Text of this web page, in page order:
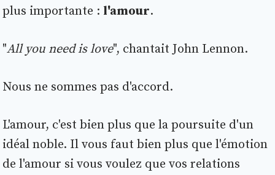
plus importante : l'amour.
"All you need is love", chantait John Lennon.
Nous ne sommes pas d'accord.
L'amour, c'est bien plus que la poursuite d'un
idéal noble. Il vous faut bien plus que l'émotion
de l'amour si vous voulez que vos relations